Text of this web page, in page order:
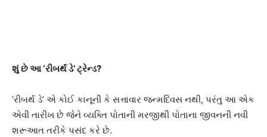
શું છે આ ‘રીબર્થ ડે’ ટ્રેન્ડ?
‘રીબર્થ ડે’ એ કોઈ કાનૂની કે સત્તાવાર જન્મદિવસ નથી, પરંતુ આ એક
એવી તારીખ છે જેને વ્યક્તિ પોતાની મરજીથી પોતાના જીવનની નવી
શરૂઆત તરીકે પસંદ કરે છે.